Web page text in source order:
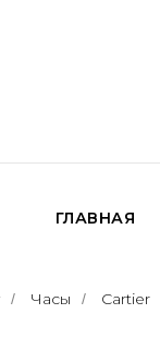
ГЛАВНАЯ
/ Часы / Cartier